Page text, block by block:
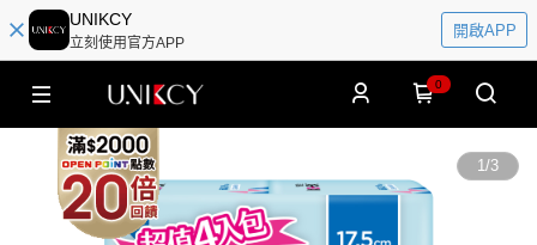
UNIKCY
立刻使用官方APP
開啟APP
0
1/3